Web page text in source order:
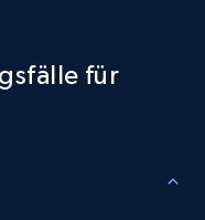
anfangen
category url
für